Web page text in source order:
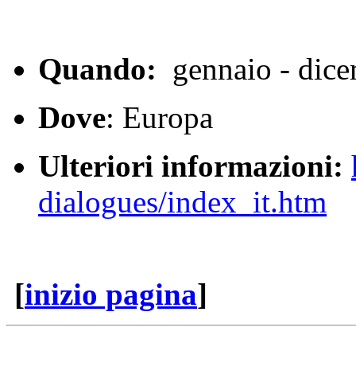
Quando: gennaio -
Dove: Europa
Ulteriori informazioni:
dialogues/index_it.htm
[inizio pagina]